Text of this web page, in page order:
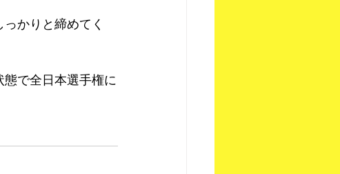
かりと締めてく
で全日本選手権に